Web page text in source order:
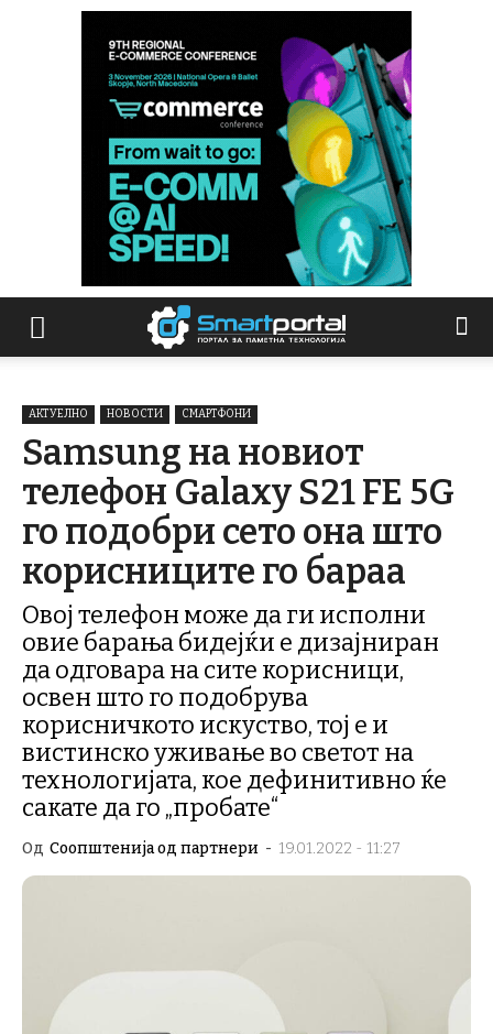
АКТУЕЛНО НОВОСТИ СМАРТФОНИ
Samsung на новиот
телефон Galaxy S21 FE 5G
го подобри сето она што
корисниците го бараа
Oвој телефон може да ги исполни
овие барања бидејќи е дизајниран
да одговара на сите корисници,
освен што го подобрува
корисничкото искуство, тој е и
вистинско уживање во светот на
технологијата, кое дефинитивно ќе
сакате да го „пробате“
Од Соопштенија од партнери - 19.01.2022 - 11:27